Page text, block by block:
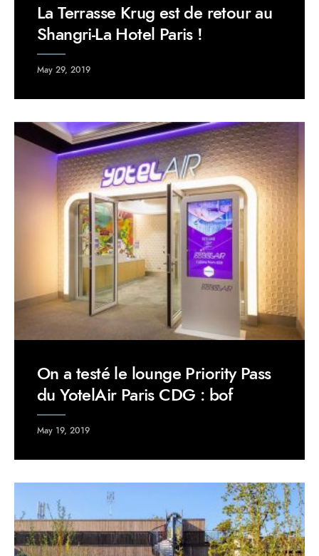
La Terrasse Krug est de retour au
Shangri-La Hotel Paris !
May 29, 2019
On a testé le lounge Priority Pass
du YotelAir Paris CDG : bof
May 19, 2019